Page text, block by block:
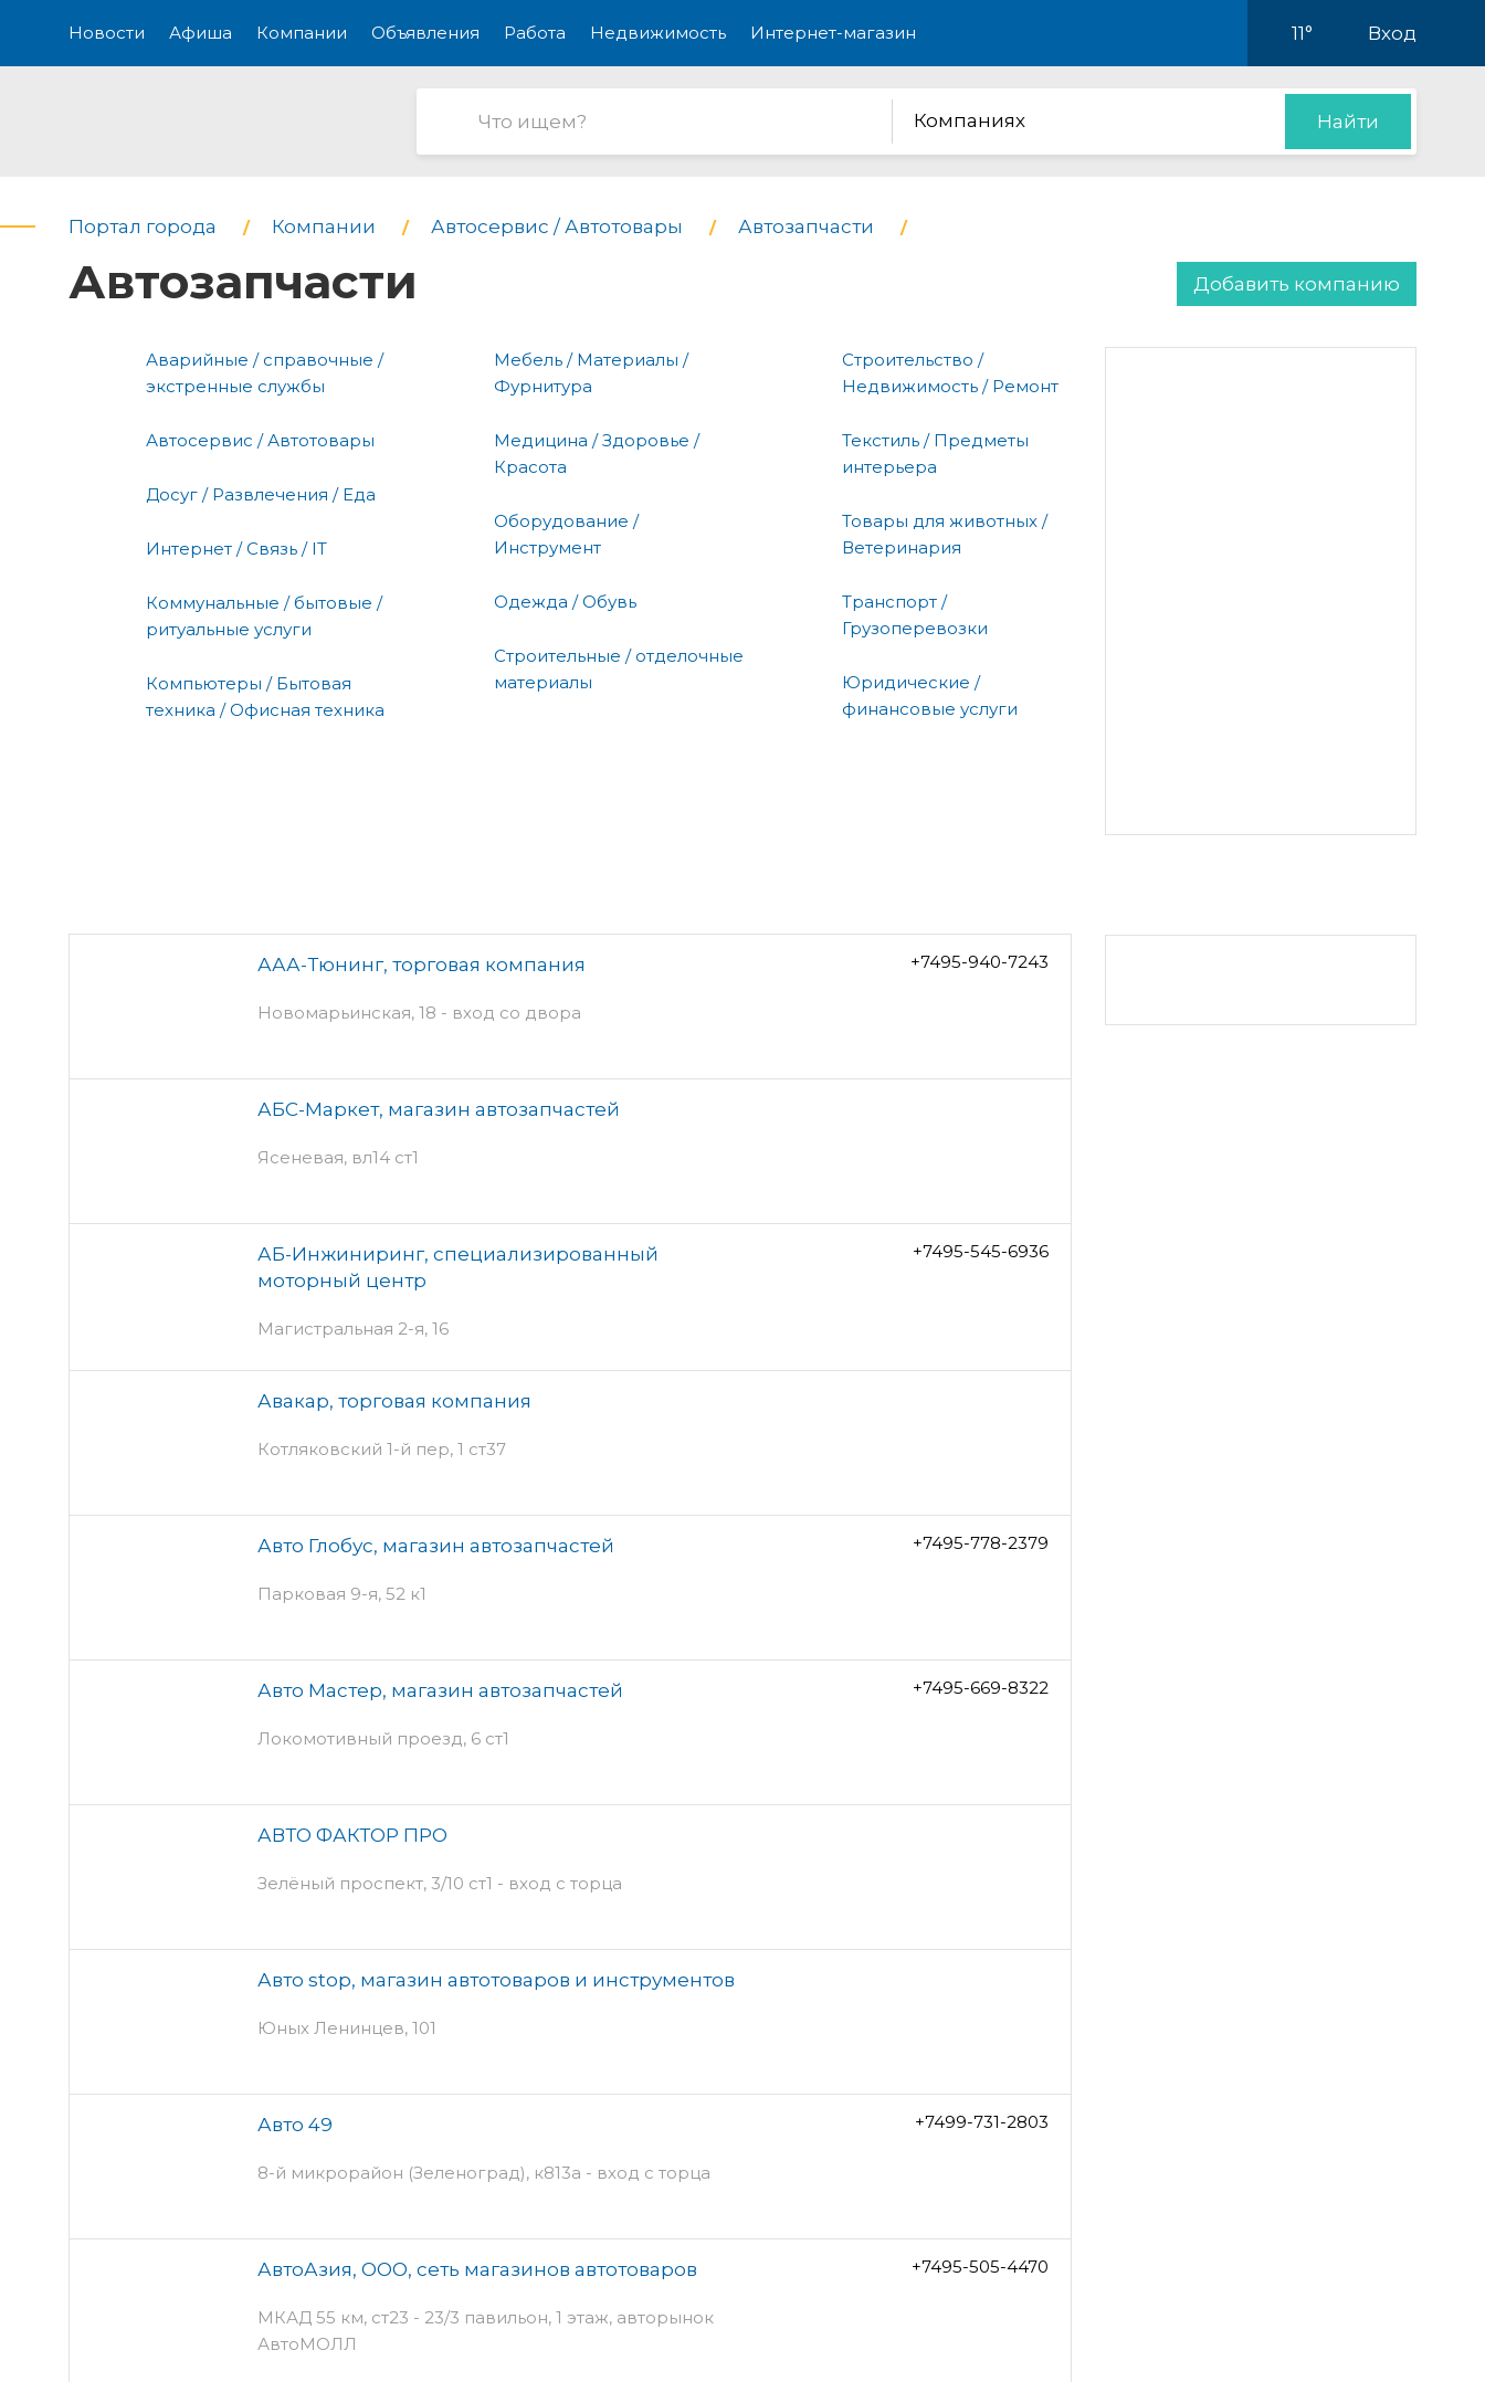
Новости Афиша Компании Объявления Работа Недвижимость Интернет-магазин 11° Вход
Компаниях Найти
Портал города Компании Автосервис / Автотовары Автозапчасти
Автозапчасти Добавить компанию
Аварийные / справочные /
экстренные службы
Автосервис / Автотовары
Досуг / Развлечения / Еда
Интернет / Связь / IT
Коммунальные / бытовые /
ритуальные услуги
Компьютеры / Бытовая
техника / Офисная техника
Мебель / Материалы /
Фурнитура
Медицина / Здоровье /
Красота
Оборудование /
Инструмент
Одежда / Обувь
Строительные / отделочные
материалы
Строительство /
Недвижимость / Ремонт
Текстиль / Предметы
интерьера
Товары для животных /
Ветеринария
Транспорт /
Грузоперевозки
Юридические /
финансовые услуги
ААА-Тюнинг, торговая компания
Новомарьинская, 18 - вход со двора
+7495-940-7243
АБС-Маркет, магазин автозапчастей
Ясеневая, вл14 ст1
АБ-Инжиниринг, специализированный
моторный центр
Магистральная 2-я, 16
+7495-545-6936
Авакар, торговая компания
Котляковский 1-й пер, 1 ст37
Авто Глобус, магазин автозапчастей
Парковая 9-я, 52 к1
+7495-778-2379
Авто Мастер, магазин автозапчастей
Локомотивный проезд, 6 ст1
+7495-669-8322
АВТО ФАКТОР ПРО
Зелёный проспект, 3/10 ст1 - вход с торца
Авто stop, магазин автотоваров и инструментов
Юных Ленинцев, 101
Авто 49
8-й микрорайон (Зеленоград), к813а - вход с торца
+7499-731-2803
АвтоАзия, ООО, сеть магазинов автотоваров
МКАД 55 км, ст23 - 23/3 павильон, 1 этаж, авторынок
АвтоМОЛЛ
+7495-505-4470